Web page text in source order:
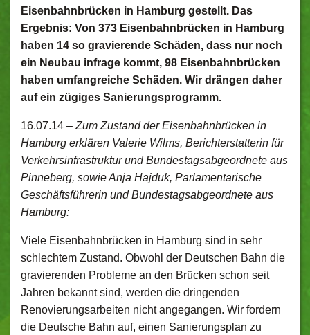
Eisenbahnbrücken in Hamburg gestellt. Das
Ergebnis: Von 373 Eisenbahnbrücken in Hamburg
haben 14 so gravierende Schäden, dass nur noch
ein Neubau infrage kommt, 98 Eisenbahnbrücken
haben umfangreiche Schäden. Wir drängen daher
auf ein zügiges Sanierungsprogramm.
16.07.14 – Zum Zustand der Eisenbahnbrücken in
Hamburg erklären Valerie Wilms, Berichterstatterin für
Verkehrsinfrastruktur und Bundestagsabgeordnete aus
Pinneberg, sowie Anja Hajduk, Parlamentarische
Geschäftsführerin und Bundestagsabgeordnete aus
Hamburg:
Viele Eisenbahnbrücken in Hamburg sind in sehr
schlechtem Zustand. Obwohl der Deutschen Bahn die
gravierenden Probleme an den Brücken schon seit
Jahren bekannt sind, werden die dringenden
Renovierungsarbeiten nicht angegangen. Wir fordern
die Deutsche Bahn auf, einen Sanierungsplan zu